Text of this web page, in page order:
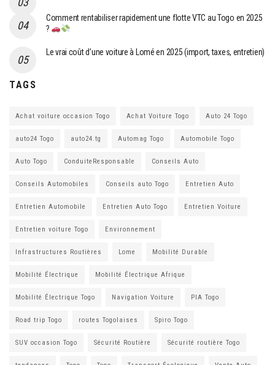
Comment rentabiliser rapidement une flotte VTC au Togo en 2025
?
Le vrai coût d’une voiture à Lomé en 2025 (import, taxes, entretien)
TAGS
Achat voiture occasion Togo Achat Voiture Togo Auto 24 Togo
auto24 Togo auto24.tg Automag Togo Automobile Togo
Auto Togo ConduiteResponsable Conseils Auto
Conseils Automobiles Conseils auto Togo Entretien Auto
Entretien Automobile Entretien Auto Togo Entretien Voiture
Entretien voiture Togo Environnement
Infrastructures Routières Lome Mobilité Durable
Mobilité Électrique Mobilité Électrique Afrique
Mobilité Électrique Togo Navigation Voiture PIA Togo
Road trip Togo routes Togolaises Spiro Togo
SUV occasion Togo Sécurité Routière Sécurité routière Togo